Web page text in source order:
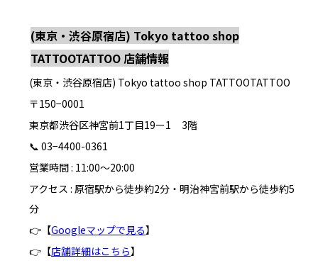
(東京・渋谷原宿店) Tokyo tattoo shop
TATTOOTATTOO 店舗情報
(東京・渋谷原宿店) Tokyo tattoo shop TATTOOTATTOO
〒150−0001
東京都渋谷区神宮前1丁目19ー1
3階
📞 03−4400-0361
営業時間 : 11:00〜20:00
アクセス : 原宿駅から徒歩約2分・明治神宮前駅から徒歩約5
分
👉【Googleマップで見る】
👉【店舗詳細はこちら】